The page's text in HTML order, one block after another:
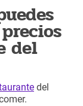
del
del